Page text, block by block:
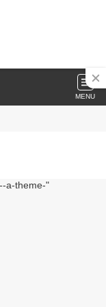
MENU